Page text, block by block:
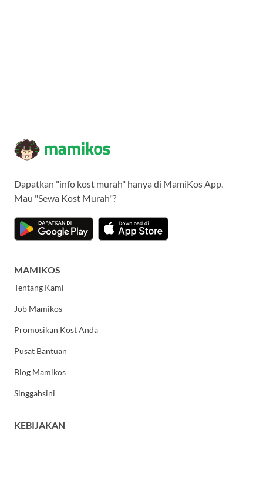
Dapatkan "info kost murah" hanya di MamiKos App.
Mau "Sewa Kost Murah"?
MAMIKOS
Tentang Kami
Job Mamikos
Promosikan Kost Anda
Pusat Bantuan
Blog Mamikos
Singgahsini
KEBIJAKAN